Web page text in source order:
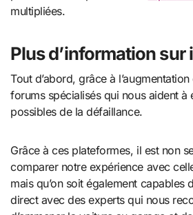
multipliées.
Plus d’information sur
Tout d’abord, grâce à
forums spécialisés qui nous aident à
possibles de la défaillance.
Grâce à ces plateformes, il est non
comparer notre expérience avec
mais qu’on soit également capables
direct avec des experts qui nous